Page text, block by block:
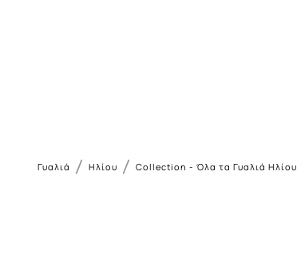
Γυαλιά / Ηλίου / Collection - Όλα τα Γυαλιά Ηλίου